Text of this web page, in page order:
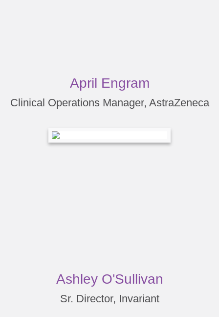
April Engram
Clinical Operations Manager, AstraZeneca
Ashley O'Sullivan
Sr. Director, Invariant